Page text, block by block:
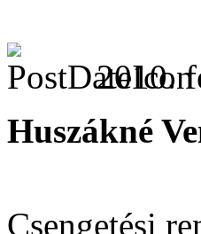
2010.
Huszákné
Csengetési